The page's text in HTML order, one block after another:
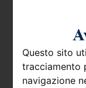
Questo sito
tracciamento
navigazione